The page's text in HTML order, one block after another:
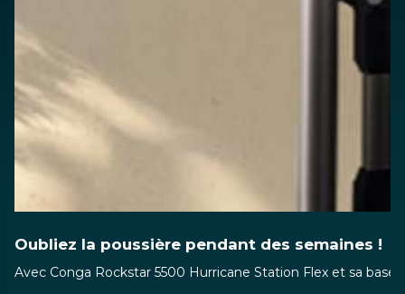
Oubliez la poussière pendant des semaines !
Avec Conga Rockstar 5500 Hurricane Station Flex et sa